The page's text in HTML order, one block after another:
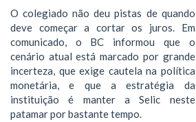
O colegiado não deu pistas de quando
deve começar a cortar os juros. Em
comunicado, o BC informou que o
cenário atual está marcado por grande
incerteza, que exige cautela na política
monetária, e que a estratégia da
instituição é manter a Selic neste
patamar por bastante tempo.